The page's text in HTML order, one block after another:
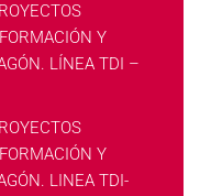
Y
LÍNEA TDI –
Y
LINEA TDI-